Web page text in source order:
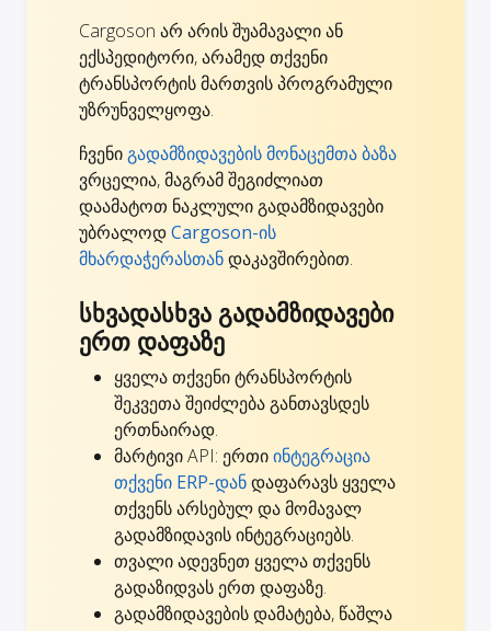
Cargoson არ არის შუამავალი ან
ექსპედიტორი, არამედ თქვენი
ტრანსპორტის მართვის პროგრამული
უზრუნველყოფა.
ჩვენიგადამზიდავების მონაცემთა ბაზა
ვრცელია, მაგრამ შეგიძლიათ
დაამატოთ ნაკლული გადამზიდავები
უბრალოდCargoson-ის
მხარდაჭერასთანდაკავშირებით.
სხვადასხვა გადამზიდავები
ერთ დაფაზე
ყველა თქვენი ტრანსპორტის
შეკვეთა შეიძლება განთავსდეს
ერთნაირად.
მარტივი API: ერთიინტეგრაცია
თქვენი ERP-დანდაფარავს ყველა
თქვენს არსებულ და მომავალ
გადამზიდავის ინტეგრაციებს.
თვალი ადევნეთ ყველა თქვენს
გადაზიდვას ერთ დაფაზე.
გადამზიდავების დამატება, წაშლა